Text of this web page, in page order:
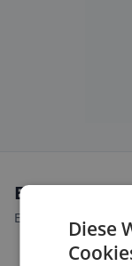
EntdeckeDiese